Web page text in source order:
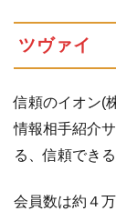
ツヴァイ
信頼のイオン(
情報相手紹介
る、信頼でき
会員数は約４